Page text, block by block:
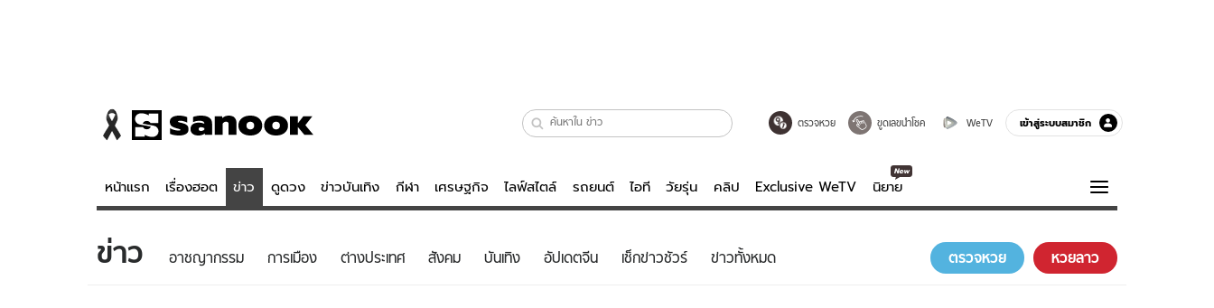
ตรวจหวย ขูดเลขนำโชค WeTV เข้าสู่ระบบสมาชิก
หน้าแรก เรื่องฮอต ข่าว ดูดวง ข่าวบันเทิง กีฬา เศรษฐกิจ ไลฟ์สไตล์ รถยนต์ ไอที วัยรุ่น คลิป Exclusive WeTV นิยาย
ข่าว ดูดวง - ตรวจหวย ไลฟ์สไตล์ บันเทิงครบรส ความรู้รอบตัว
ฮาวทู
ข่าว อาชญากรรม การเมือง ต่างประเทศ สังคม บันเทิง อัปเดตจีน เช็กข่าวชัวร์ ข่าวทั้งหมด ตรวจหวย หวยลาว